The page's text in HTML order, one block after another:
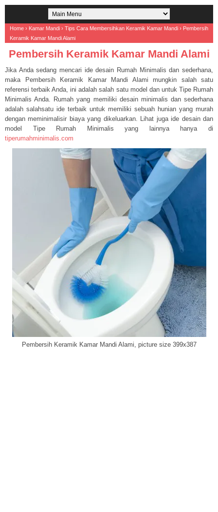
Home › Kamar Mandi › Tips Cara Membersihkan Keramik Kamar Mandi › Pembersih
Keramik Kamar Mandi Alami
Pembersih Keramik Kamar Mandi Alami
Jika Anda sedang mencari ide desain Rumah Minimalis dan sederhana,
maka Pembersih Keramik Kamar Mandi Alami mungkin salah satu
referensi terbaik Anda, ini adalah salah satu model dan untuk Tipe Rumah
Minimalis Anda. Rumah yang memiliki desain minimalis dan sederhana
adalah salahsatu ide terbaik untuk memiliki sebuah hunian yang murah
dengan meminimalisir biaya yang dikeluarkan. Lihat juga ide desain dan
model Tipe Rumah Minimalis yang lainnya hanya di
tiperumahminimalis.com
Pembersih Keramik Kamar Mandi Alami, picture size 399x387